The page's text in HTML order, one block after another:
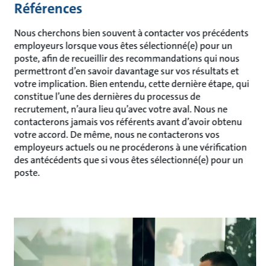
Références
Nous cherchons bien souvent à contacter vos précédents
employeurs lorsque vous êtes sélectionné(e) pour un
poste, afin de recueillir des recommandations qui nous
permettront d’en savoir davantage sur vos résultats et
votre implication. Bien entendu, cette dernière étape, qui
constitue l’une des dernières du processus de
recrutement, n’aura lieu qu’avec votre aval. Nous ne
contacterons jamais vos référents avant d’avoir obtenu
votre accord. De même, nous ne contacterons vos
employeurs actuels ou ne procéderons à une vérification
des antécédents que si vous êtes sélectionné(e) pour un
poste.